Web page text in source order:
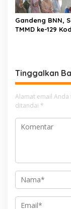
Gandeng BNN,
TMMD ke-129
Tinggalkan
Alamat email
ditandai *